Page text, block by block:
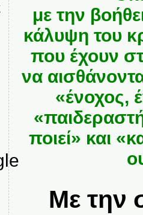
με την
κάλυψη του
που έχουν
να
«ένοχος,
ποιεί» και
Με την